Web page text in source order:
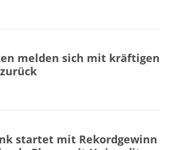
melden sich mit kräftigen
startet mit Rekordgewinn